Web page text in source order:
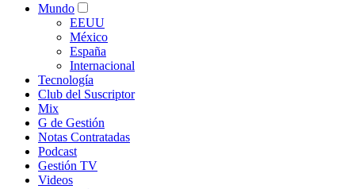
Mundo
EEUU
México
España
Internacional
Tecnología
Club del Suscriptor
Mix
G de Gestión
Notas Contratadas
Podcast
Gestión TV
Videos